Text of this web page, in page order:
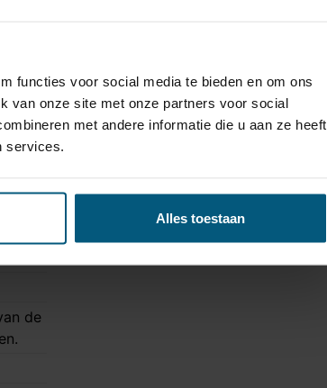
functies voor social media te bieden en om ons
van onze site met onze partners voor social
met andere informatie die u aan ze heeft
services.
Alles toestaan
is dit een uitstekende keuze!
de